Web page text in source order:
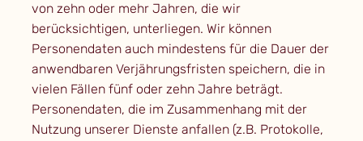
von zehn oder mehr Jahren, die wir
berücksichtigen, unterliegen. Wir können
Personendaten auch mindestens für die Dauer der
anwendbaren Verjährungsfristen speichern, die in
vielen Fällen fünf oder zehn Jahre beträgt.
Personendaten, die im Zusammenhang mit der
Nutzung unserer Dienste anfallen (z.B. Protokolle,